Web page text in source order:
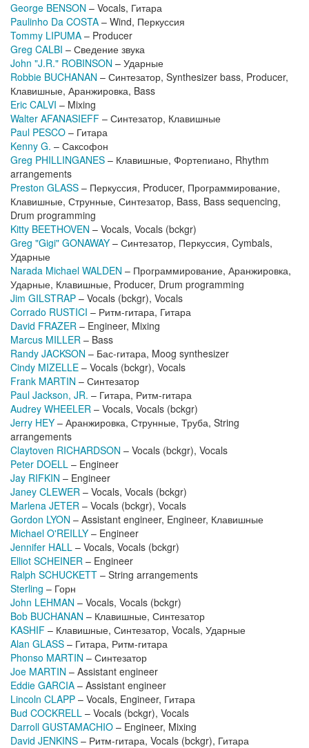
George BENSON – Vocals, Гитара
Paulinho Da COSTA – Wind, Перкуссия
Tommy LIPUMA – Producer
Greg CALBI – Сведение звука
John "J.R." ROBINSON – Ударные
Robbie BUCHANAN – Синтезатор, Synthesizer bass, Producer,
Клавишные, Аранжировка, Bass
Eric CALVI – Mixing
Walter AFANASIEFF – Синтезатор, Клавишные
Paul PESCO – Гитара
Kenny G. – Саксофон
Greg PHILLINGANES – Клавишные, Фортепиано, Rhythm
arrangements
Preston GLASS – Перкуссия, Producer, Программирование,
Клавишные, Струнные, Синтезатор, Bass, Bass sequencing,
Drum programming
Kitty BEETHOVEN – Vocals, Vocals (bckgr)
Greg "Gigi" GONAWAY – Синтезатор, Перкуссия, Cymbals,
Ударные
Narada Michael WALDEN – Программирование, Аранжировка,
Ударные, Клавишные, Producer, Drum programming
Jim GILSTRAP – Vocals (bckgr), Vocals
Corrado RUSTICI – Ритм-гитара, Гитара
David FRAZER – Engineer, Mixing
Marcus MILLER – Bass
Randy JACKSON – Бас-гитара, Moog synthesizer
Cindy MIZELLE – Vocals (bckgr), Vocals
Frank MARTIN – Синтезатор
Paul Jackson, JR. – Гитара, Ритм-гитара
Audrey WHEELER – Vocals, Vocals (bckgr)
Jerry HEY – Аранжировка, Струнные, Труба, String
arrangements
Claytoven RICHARDSON – Vocals (bckgr), Vocals
Peter DOELL – Engineer
Jay RIFKIN – Engineer
Janey CLEWER – Vocals, Vocals (bckgr)
Marlena JETER – Vocals (bckgr), Vocals
Gordon LYON – Assistant engineer, Engineer, Клавишные
Michael O'REILLY – Engineer
Jennifer HALL – Vocals, Vocals (bckgr)
Elliot SCHEINER – Engineer
Ralph SCHUCKETT – String arrangements
Sterling – Горн
John LEHMAN – Vocals, Vocals (bckgr)
Bob BUCHANAN – Клавишные, Синтезатор
KASHIF – Клавишные, Синтезатор, Vocals, Ударные
Alan GLASS – Гитара, Ритм-гитара
Phonso MARTIN – Синтезатор
Joe MARTIN – Assistant engineer
Eddie GARCIA – Assistant engineer
Lincoln CLAPP – Vocals, Engineer, Гитара
Bud COCKRELL – Vocals (bckgr), Vocals
Darroll GUSTAMACHIO – Engineer, Mixing
David JENKINS – Ритм-гитара, Vocals (bckgr), Гитара